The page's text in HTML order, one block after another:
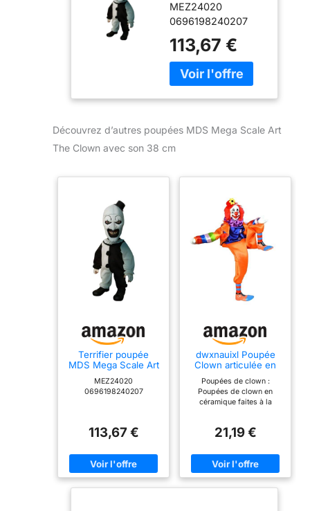
The Clown with
Sound 38 cm
MEZ24020
0696198240207
113,67 €
Découvrez d’autres poupées MDS Mega Scale Art
The Clown avec son 38 cm
Terrifier poupée
MDS Mega Scale Art
Sound 38 cm
MEZ24020
0696198240207
113,67 €
dwxnauixl Poupée
Clown articulée en
Collectionner. Un
Jouet Original et
élégant, idéal pour
Matériaux :
céramique et
Poupées de clown :
Poupées de clown en
céramique faites à la
Articulées : La tête, les
poupée sont en céramique
et peuvent être
interchangés à volonté
21,19 €